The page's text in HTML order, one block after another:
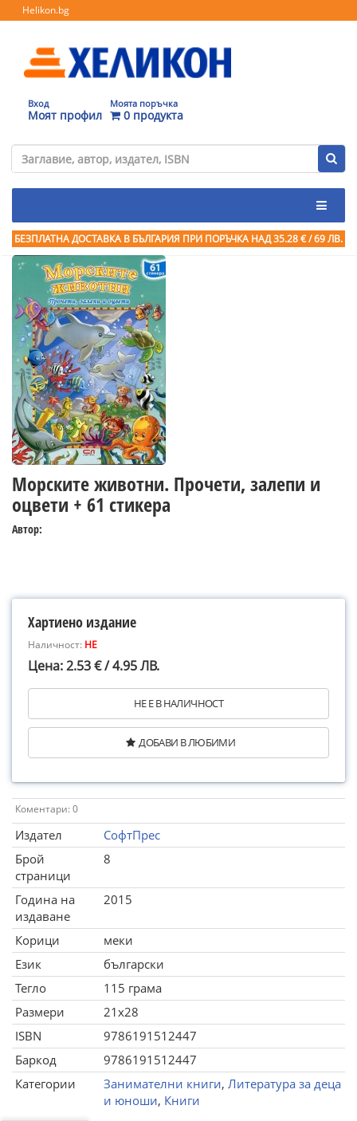
Helikon.bg
Вход
Моят профил
Моята поръчка
0 продукта
БЕЗПЛАТНА ДОСТАВКА В БЪЛГАРИЯ ПРИ ПОРЪЧКА НАД 35.28 € / 69 ЛВ.
Морските животни. Прочети, залепи и
оцвети + 61 стикера
Автор:
Хартиено издание
Наличност: НЕ
Цена: 2.53 € / 4.95 ЛВ.
НЕ Е В НАЛИЧНОСТ
ДОБАВИ В ЛЮБИМИ
Коментари: 0
Издател
СофтПрес
Брой
страници
8
Година на
издаване
2015
Корици
меки
Език
български
Тегло
115 грама
Размери
21x28
ISBN
9786191512447
Баркод
9786191512447
Категории
Занимателни книги, Литература за деца
и юноши, Книги